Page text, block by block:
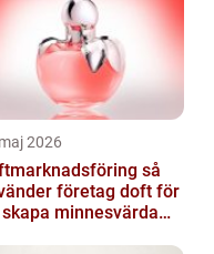
2026
så
företag doft för
minnesvärda